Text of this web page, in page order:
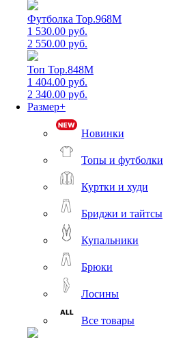
Футболка Top.968M
1 530.00 руб.
2 550.00 руб.
Топ Top.848M
1 404.00 руб.
2 340.00 руб.
Размер+
Новинки
Топы и футболки
Куртки и худи
Бриджи и тайтсы
Купальники
Брюки
Лосины
Все товары